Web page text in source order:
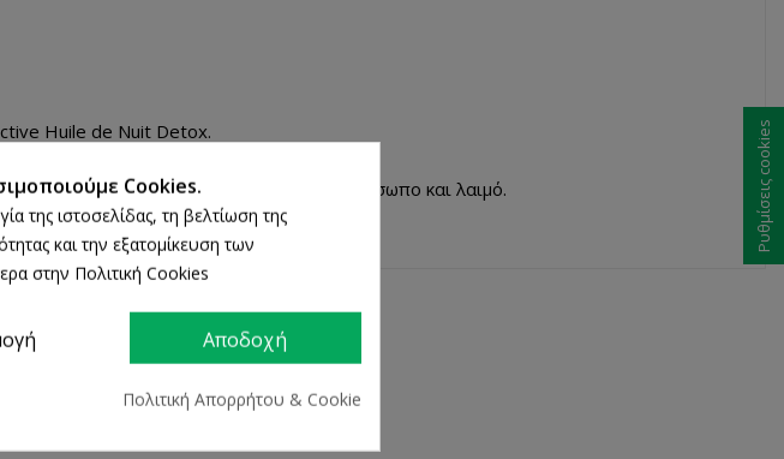
Huile de Nuit Detox.
στη συνέχεια κάντε μασάζ σε καθαρό πρόσωπο και λαιμό.
των ματιών.
Cookies.
της ιστοσελίδας, τη βελτίωση της
και την εξατομίκευση των
στην Πολιτική Cookies
Αποδοχή
Πολιτική Απορρήτου & Cookie
Ρυθμίσεις cookies